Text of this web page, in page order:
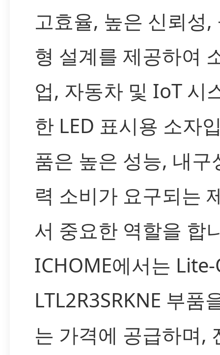
고효율, 높은 신뢰성,
형 설계를 제공하여
업, 자동차 및 IoT 시
한 LED 표시용 소자
품은 높은 성능, 내구
력 소비가 요구되는
서 중요한 역할을 합
ICHOME에서는
LTL2R3SRKNE 부품
는 가격에 공급하며,